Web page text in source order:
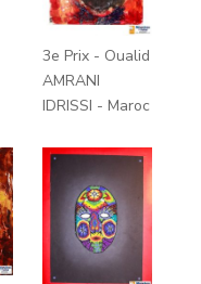
3e Prix - Oualid
AMRANI
IDRISSI - Maroc